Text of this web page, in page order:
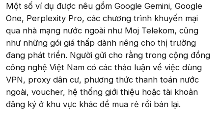
Một số ví dụ được nêu gồm Google Gemini, Google
One, Perplexity Pro, các chương trình khuyến mại
qua nhà mạng nước ngoài như Moj Telekom, cũng
như những gói giá thấp dành riêng cho thị trường
đang phát triển. Người gửi cho rằng trong cộng đồng
công nghệ Việt Nam có các thảo luận về việc dùng
VPN, proxy dân cư, phương thức thanh toán nước
ngoài, voucher, hệ thống giới thiệu hoặc tài khoản
đăng ký ở khu vực khác để mua rẻ rồi bán lại.